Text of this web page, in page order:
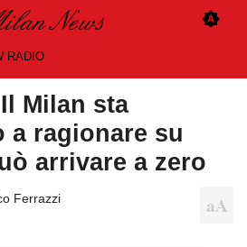
RADIO
Milan sta
a ragionare su
arrivare a zero
Ferrazzi